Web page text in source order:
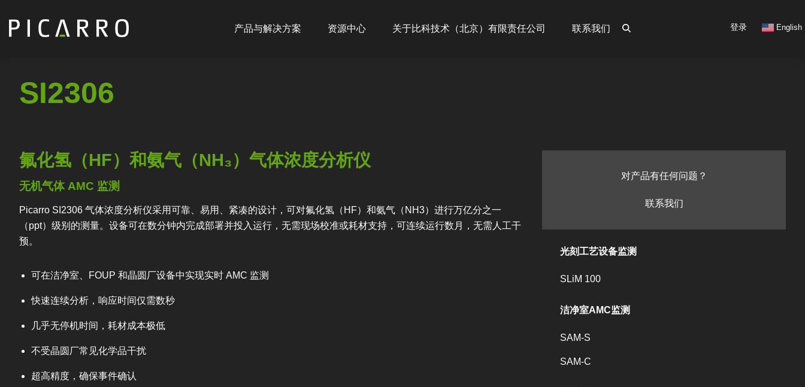
转
到
navigation
CN
产品与解决方案 资源中心 关于比科技术（北京）有限责任公司 联系我们
User
登录 English
SI2306
氟化氢（HF）和氨气（NH₃）气体浓度分析仪
无机气体 AMC 监测
Picarro SI2306 气体浓度分析仪采用可靠、易用、紧凑的设计，可对氟化氢（HF）和氨气（NH3）进行万亿分之一
（ppt）级别的测量。设备可在数分钟内完成部署并投入运行，无需现场校准或耗材支持，可连续运行数月，无需人工干
预。
可在洁净室、FOUP 和晶圆厂设备中实现实时 AMC 监测
快速连续分析，响应时间仅需数秒
几乎无停机时间，耗材成本极低
不受晶圆厂常见化学品干扰
超高精度，确保事件确认
对产品有任何问题？
联系我们
光刻工艺设备监测
SLiM 100
洁净室AMC监测
SAM-S
SAM-C